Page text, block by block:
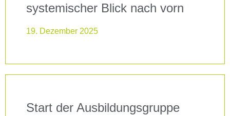
systemischer Blick nach vorn
19. Dezember 2025
Start der Ausbildungsgruppe